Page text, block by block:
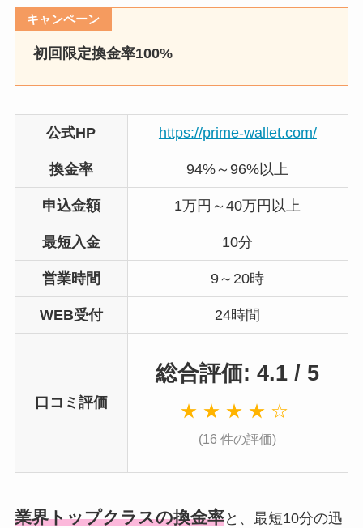
キャンペーン
初回限定換金率100%
公式HP https://prime-wallet.com/
換金率 94%～96%以上
申込金額 1万円～40万円以上
最短入金 10分
営業時間 9～20時
WEB受付 24時間
口コミ評価
総合評価: 4.1 / 5
★ ★ ★ ★ ☆
(16 件の評価)
業界トップクラスの換金率と、最短10分の迅